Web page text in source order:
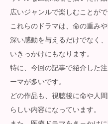
広いジャンルで楽しむことがで
これらのドラマは、命の重み
深い感動を与えるだけでなく
いきっかけにもなります。
特に、今回の記事で紹介した
ーマが多いです。
どの作品も、視聴後に命や人
らしい内容になっています。